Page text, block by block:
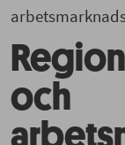
och